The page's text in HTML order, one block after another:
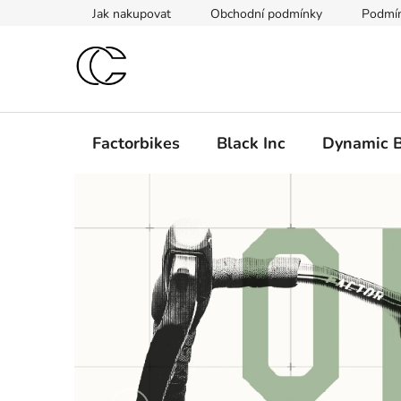
Jak nakupovat Obchodní podmínky
Factorbikes Black Inc Dynamic
í